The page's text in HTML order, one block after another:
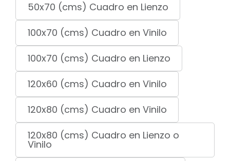
50x70 (cms) Cuadro en Lienzo
100x70 (cms) Cuadro en Vinilo
100x70 (cms) Cuadro en Lienzo
120x60 (cms) Cuadro en Vinilo
120x80 (cms) Cuadro en Vinilo
120x80 (cms) Cuadro en Lienzo o
Vinilo